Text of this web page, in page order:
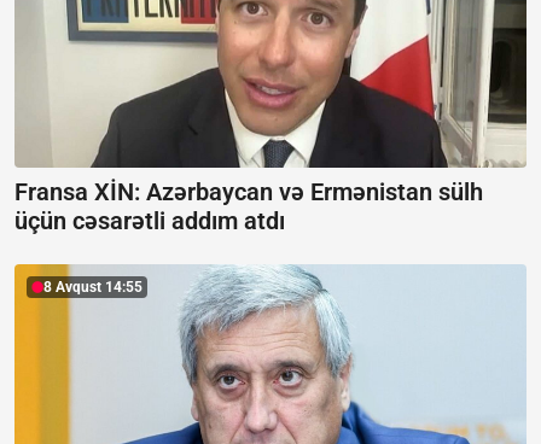
Fransa XİN: Azərbaycan və Ermənistan sülh
üçün cəsarətli addım atdı
8 Avqust 14:55